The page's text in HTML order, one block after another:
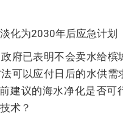
化为2030年后应急计划
府已表明不会卖水给槟
可以应付日后的水供需
前建议的海水净化是否
术？